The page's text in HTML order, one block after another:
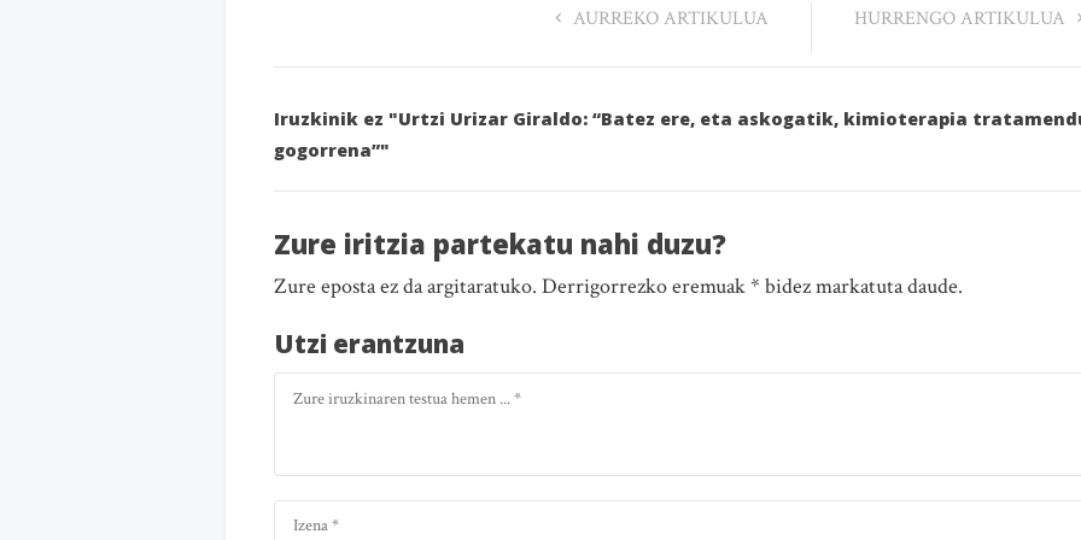
AURREKO ARTIKULUA HURRENGO ARTIKULUA
Iruzkinik ez "Urtzi Urizar Giraldo: “Batez ere, eta askogatik, kimioterapia
gogorrena”"
Zure iritzia partekatu nahi duzu?
Zure eposta ez da argitaratuko. Derrigorrezko eremuak * bidez markatuta daude.
Utzi erantzuna